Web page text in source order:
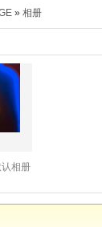
» 相册
相册